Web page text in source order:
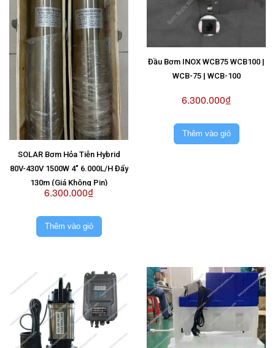
SOLAR Bơm Hỏa Tiễn Hybrid
80V-430V 1500W 4" 6.000L/H Đẩy
130m (Giá Không Pin)
6.300.000₫
Thêm vào giỏ
Đầu Bơm INOX WCB75 WCB100 |
WCB-75 | WCB-100
6.300.000₫
Thêm vào giỏ